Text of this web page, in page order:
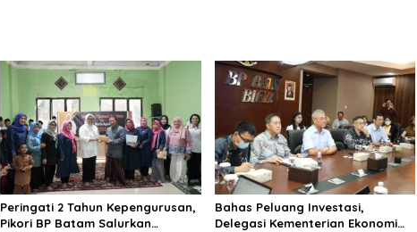
Peringati 2 Tahun Kepengurusan,
Pikori BP Batam Salurkan
Bahas Peluang Investasi,
Delegasi Kementerian Ekonomi